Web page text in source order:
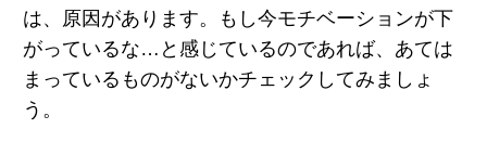
は、原因があります。もし今モチベーションが下
がっているな…と感じているのであれば、あては
まっているものがないかチェックしてみましょ
う。